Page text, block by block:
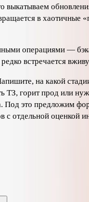
выкатываем
в хаотичные
операциями —
встречается
на какой
ТЗ, горит прод или
Под это предложим
с отдельной оценкой